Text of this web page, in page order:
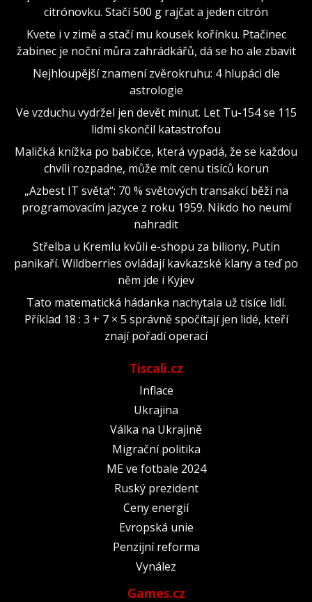
citrónovku. Stačí 500 g rajčat a jeden citrón
Kvete i v zimě a stačí mu kousek kořínku. Ptačinec
žabinec je noční můra zahrádkářů, dá se ho ale zbavit
Nejhloupější znamení zvěrokruhu: 4 hlupáci dle
astrologie
Ve vzduchu vydržel jen devět minut. Let Tu-154 se 115
lidmi skončil katastrofou
Maličká knížka po babičce, která vypadá, že se každou
chvíli rozpadne, může mít cenu tisíců korun
„Azbest IT světa“: 70 % světových transakcí běží na
programovacím jazyce z roku 1959. Nikdo ho neumí
nahradit
Střelba u Kremlu kvůli e-shopu za biliony, Putin
panikaří. Wildberries ovládají kavkazské klany a teď po
něm jde i Kyjev
Tato matematická hádanka nachytala už tisíce lidí.
Příklad 18 : 3 + 7 × 5 správně spočítají jen lidé, kteří
znají pořadí operací
Tiscali.cz
Inflace
Ukrajina
Válka na Ukrajině
Migrační politika
ME ve fotbale 2024
Ruský prezident
Ceny energií
Evropská unie
Penzijní reforma
Vynález
Games.cz